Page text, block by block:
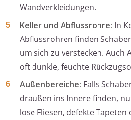
Wandverkleidungen.
Keller und Abflussrohre: In
Abflussrohren finden
um sich zu verstecken. Auch
oft dunkle, feuchte
Außenbereiche: Falls
draußen ins Innere finden,
lose Fliesen, defekte